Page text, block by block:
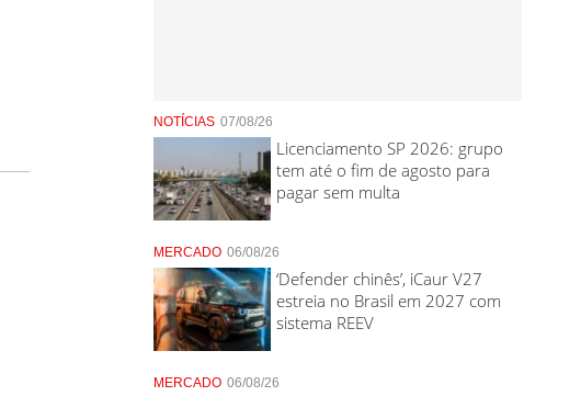
NOTÍCIAS 07/08/26
Licenciamento SP 2026: grupo
tem até o fim de agosto para
pagar sem multa
MERCADO 06/08/26
‘Defender chinês’, iCaur V27
estreia no Brasil em 2027 com
sistema REEV
MERCADO 06/08/26